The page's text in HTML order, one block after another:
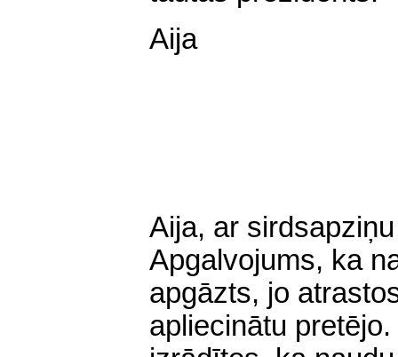
Aija
Aija, ar
Apgalvojums, ka
apgāzts, jo
apliecinātu